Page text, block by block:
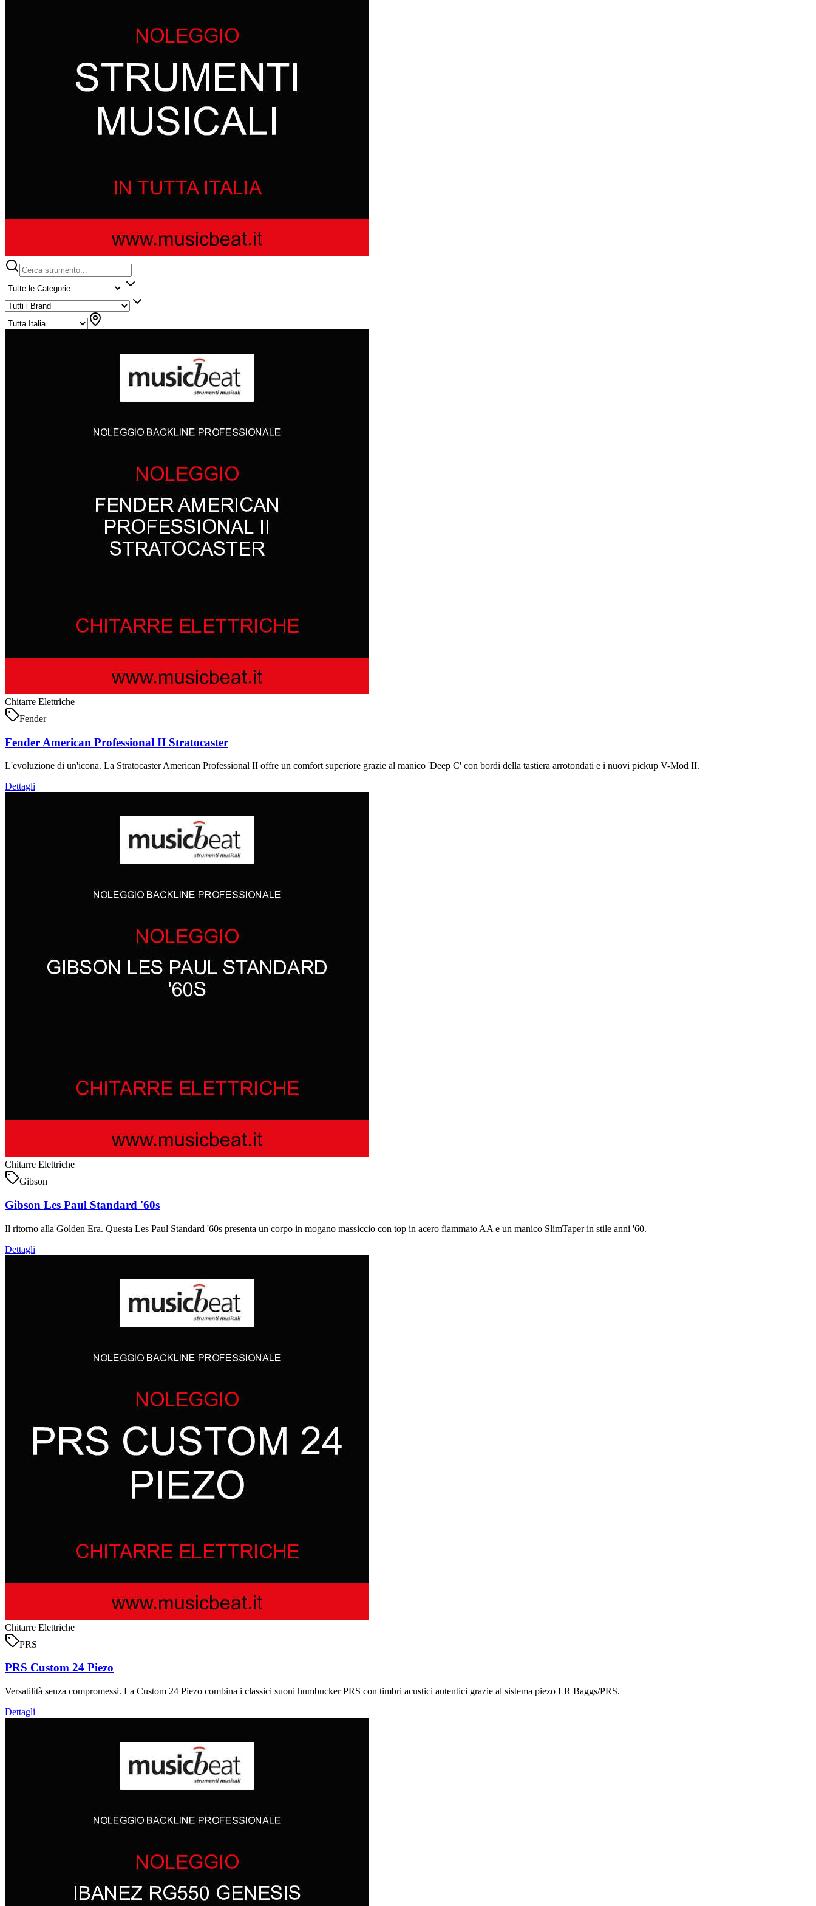
Chitarre Elettriche
Fender
Fender American Professional II Stratocaster
L'evoluzione di un'icona. La Stratocaster American Professional II offre un comfort superiore grazie al manico 'Deep C' con bordi della tastiera arrotondati e i nuovi pickup V-Mod II.
Dettagli
Chitarre Elettriche
Gibson
Gibson Les Paul Standard '60s
Il ritorno alla Golden Era. Questa Les Paul Standard '60s presenta un corpo in mogano massiccio con top in acero fiammato AA e un manico SlimTaper in stile anni '60.
Dettagli
Chitarre Elettriche
PRS
PRS Custom 24 Piezo
Versatilità senza compromessi. La Custom 24 Piezo combina i classici suoni humbucker PRS con timbri acustici autentici grazie al sistema piezo LR Baggs/PRS.
Dettagli